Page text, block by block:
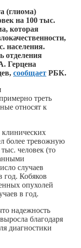
(глиома)
на 100 тыс.
которая
населения.
отделения
Герцена
сообщает РБК.
треть
относят к
клинических
более тревожную
человек (то
случаев
год. Кобяков
опухолей
в год.
надежность
благодаря
диагностики